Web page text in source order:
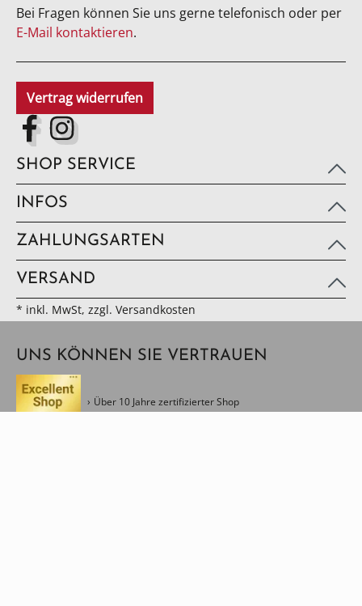
Bei Fragen können Sie uns gerne telefonisch oder per
E-Mail kontaktieren.
Vertrag widerrufen
SHOP SERVICE
INFOS
ZAHLUNGSARTEN
VERSAND
* inkl. MwSt, zzgl. Versandkosten
UNS KÖNNEN SIE VERTRAUEN
Über 10 Jahre zertifizierter Shop